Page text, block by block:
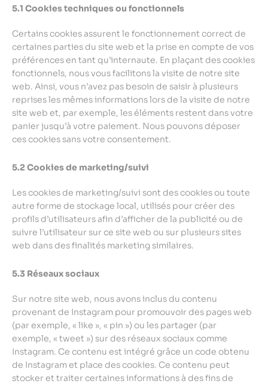
5.1 Cookies techniques ou fonctionnels
Certains cookies assurent le fonctionnement correct de
certaines parties du site web et la prise en compte de vos
préférences en tant qu’internaute. En plaçant des cookies
fonctionnels, nous vous facilitons la visite de notre site
web. Ainsi, vous n’avez pas besoin de saisir à plusieurs
reprises les mêmes informations lors de la visite de notre
site web et, par exemple, les éléments restent dans votre
panier jusqu’à votre paiement. Nous pouvons déposer
ces cookies sans votre consentement.
5.2 Cookies de marketing/suivi
Les cookies de marketing/suivi sont des cookies ou toute
autre forme de stockage local, utilisés pour créer des
profils d’utilisateurs afin d’afficher de la publicité ou de
suivre l’utilisateur sur ce site web ou sur plusieurs sites
web dans des finalités marketing similaires.
5.3 Réseaux sociaux
Sur notre site web, nous avons inclus du contenu
provenant de Instagram pour promouvoir des pages web
(par exemple, « like », « pin ») ou les partager (par
exemple, « tweet ») sur des réseaux sociaux comme
Instagram. Ce contenu est intégré grâce un code obtenu
de Instagram et place des cookies. Ce contenu peut
stocker et traiter certaines informations à des fins de